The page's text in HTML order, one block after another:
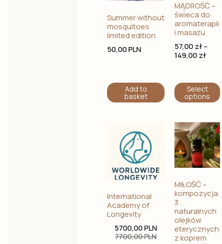
Summer without
mosquitoes
limited edition
50,00PLN
Add to
basket
MĄDROŚĆ –
świeca do
aromaterapii
i masażu
57,00zł–
149,00zł
Select
options
International
Academy of
Longevity
7700,00PLN
5700,00PLN
MIŁOŚĆ –
kompozycja
3
naturalnych
olejków
eterycznych
z koprem